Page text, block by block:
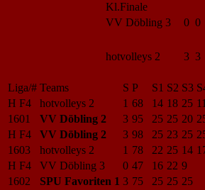
Kl.Finale
VV Döbling 3
0 0
hotvolleys 2
3 3
Liga/# Teams S P S1 S2 S3
H F4
hotvolleys 2 1 68 14 18 25 11
1601
VV Döbling 2 3 95 25 25 20
H F4
VV Döbling 2 3 98 25 23 25
1603
hotvolleys 2 1 78 22 25 14
H F4
VV Döbling 3 0 47 16 22 9
1602
SPU Favoriten 1 3 75 25 25 25